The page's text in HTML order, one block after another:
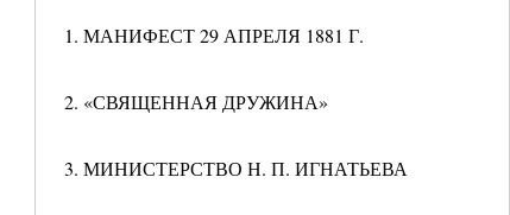
1. МАНИФЕСТ 29 АПРЕЛЯ 1881 Г.
2. «СВЯЩЕННАЯ ДРУЖИНА»
3. МИНИСТЕРСТВО Н. П. ИГНАТЬЕВА